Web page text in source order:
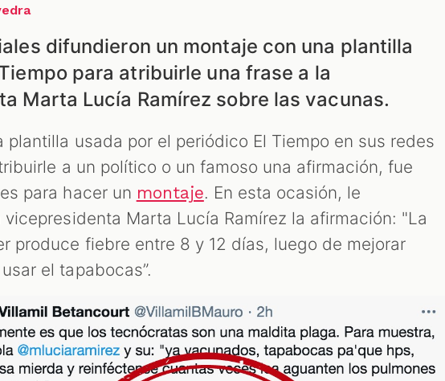
difundieron un montaje con una plantilla
para atribuirle una frase a la
Marta Lucía Ramírez sobre las vacunas.
plantilla usada por el periódico El Tiempo en sus redes
a un político o un famoso una afirmación, fue
para hacer un montaje. En esta ocasión, le
Marta Lucía Ramírez la afirmación: "La
produce fiebre entre 8 y 12 días, luego de mejorar
el tapabocas”.